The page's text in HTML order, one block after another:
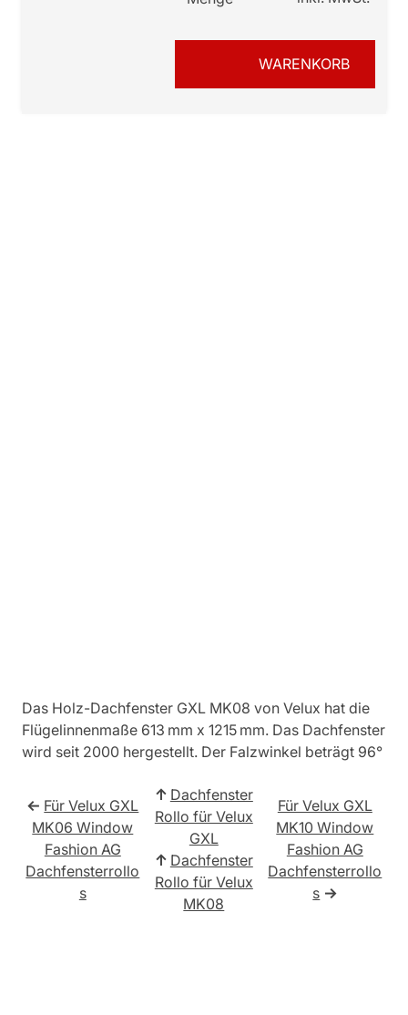
WARENKORB
Das Holz-Dachfenster GXL MK08 von Velux hat die
Flügelinnenmaße 613 mm x 1215 mm. Das Dachfenster
wird seit 2000 hergestellt. Der Falzwinkel beträgt 96°
← Für Velux GXL
MK06 Window
Fashion AG
Dachfensterrollo
s
↑ Dachfenster
Rollo für Velux
GXL
↑ Dachfenster
Rollo für Velux
MK08
Für Velux GXL
MK10 Window
Fashion AG
Dachfensterrollo
s →